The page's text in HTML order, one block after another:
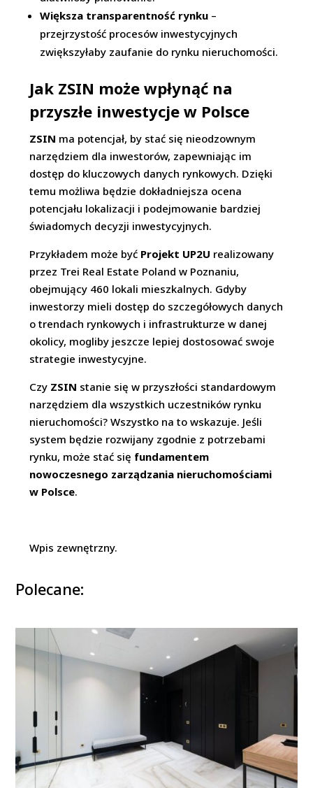
Większa transparentność rynku –
przejrzystość procesów inwestycyjnych
zwiększyłaby zaufanie do rynku nieruchomości.
Jak ZSIN może wpłynąć na
przyszłe inwestycje w Polsce
ZSIN ma potencjał, by stać się nieodzownym
narzędziem dla inwestorów, zapewniając im
dostęp do kluczowych danych rynkowych. Dzięki
temu możliwa będzie dokładniejsza ocena
potencjału lokalizacji i podejmowanie bardziej
świadomych decyzji inwestycyjnych.
Przykładem może być Projekt UP2U realizowany
przez Trei Real Estate Poland w Poznaniu,
obejmujący 460 lokali mieszkalnych. Gdyby
inwestorzy mieli dostęp do szczegółowych danych
o trendach rynkowych i infrastrukturze w danej
okolicy, mogliby jeszcze lepiej dostosować swoje
strategie inwestycyjne.
Czy ZSIN stanie się w przyszłości standardowym
narzędziem dla wszystkich uczestników rynku
nieruchomości? Wszystko na to wskazuje. Jeśli
system będzie rozwijany zgodnie z potrzebami
rynku, może stać się fundamentem
nowoczesnego zarządzania nieruchomościami
w Polsce.
Wpis zewnętrzny.
Polecane: